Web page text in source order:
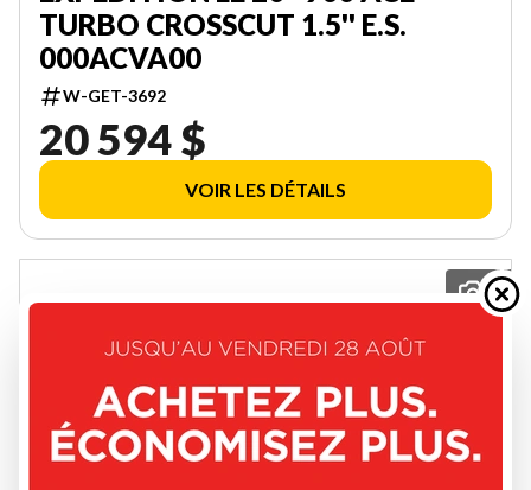
TURBO CROSSCUT 1.5'' E.S.
000ACVA00
W-GET-3692
20 594 $
VOIR LES DÉTAILS
2